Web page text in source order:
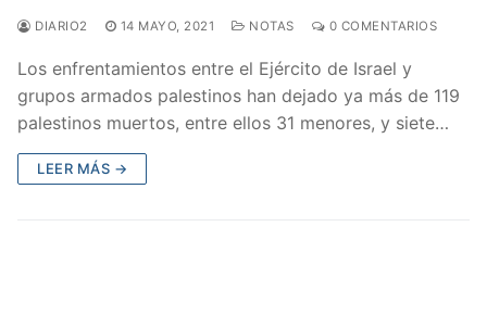
DIARIO2 14 MAYO, 2021 NOTAS 0 COMENTARIOS
Los enfrentamientos entre el Ejército de Israel y
grupos armados palestinos han dejado ya más de 119
palestinos muertos, entre ellos 31 menores, y siete…
LEER MÁS →